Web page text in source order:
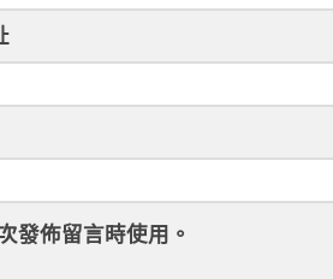
發佈留言時使用。